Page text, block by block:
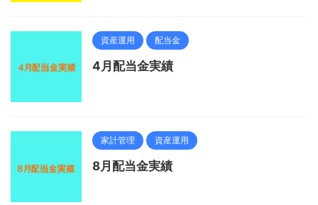
資産運用 配当金
4月配当金実績
家計管理 資産運用
8月配当金実績